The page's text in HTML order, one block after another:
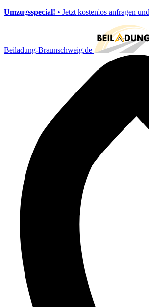
Umzugsspecial! • Jetzt kostenlos anfragen
Beiladung-Braunschweig.de